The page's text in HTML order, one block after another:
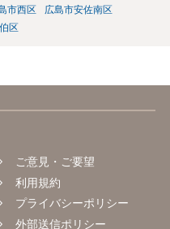
市西区
広島市安佐南区
区
ご意見・ご要望
利用規約
プライバシーポリシー
外部送信ポリシー